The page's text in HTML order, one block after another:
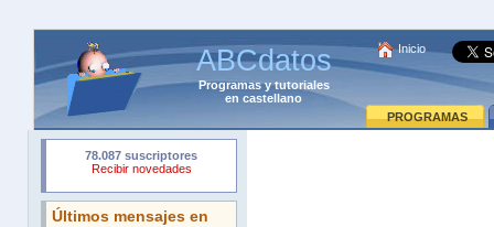
ABCdatos
Programasytutoriales
en castellano
Inicio
PROGRAMAS